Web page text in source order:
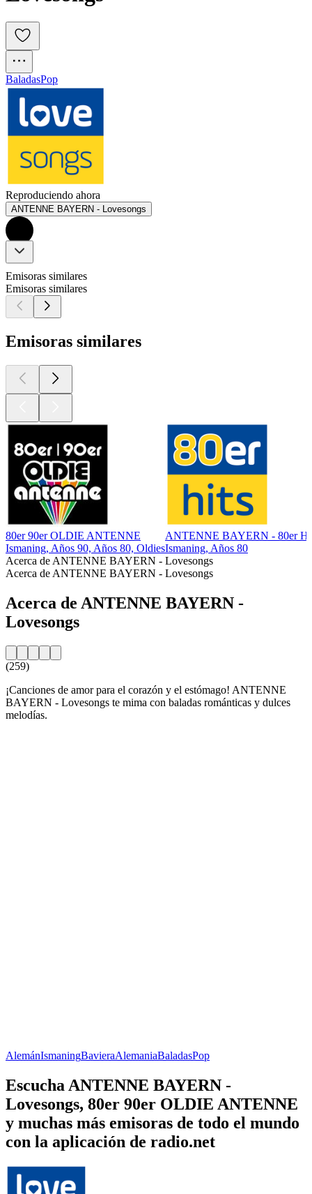
BaladasPop
Reproduciendo ahora
ANTENNE BAYERN - Lovesongs
Emisoras similares
Emisoras similares
Emisoras similares
80er 90er OLDIE ANTENNE
Ismaning, Años 90, Años 80, Oldies
ANTENNE BAYERN - 80er
Ismaning, Años 80
Acerca de ANTENNE BAYERN - Lovesongs
Acerca de ANTENNE BAYERN - Lovesongs
Acerca de ANTENNE BAYERN -
Lovesongs
(259)
¡Canciones de amor para el corazón y el estómago! ANTENNE
BAYERN - Lovesongs te mima con baladas románticas y dulces
melodías.
AlemánIsmaningBavieraAlemaniaBaladasPop
Escucha ANTENNE BAYERN -
Lovesongs, 80er 90er OLDIE ANTENNE
y muchas más emisoras de todo el mundo
con la aplicación de radio.net